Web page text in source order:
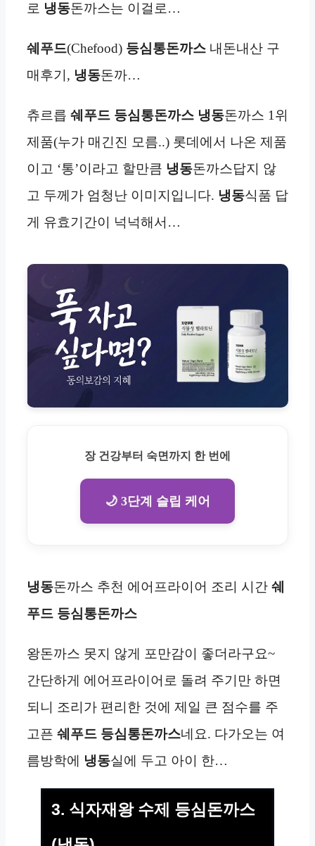
로 냉동돈까스는 이걸로…
쉐푸드(Chefood) 등심통돈까스 내돈내산 구
매후기, 냉동돈까…
츄르릅 쉐푸드 등심통돈까스 냉동돈까스 1위
제품(누가 매긴진 모름..) 롯데에서 나온 제품
이고 ‘통’이라고 할만큼 냉동돈까스답지 않
고 두께가 엄청난 이미지입니다. 냉동식품 답
게 유효기간이 넉넉해서…
장 건강부터 숙면까지 한 번에
🌙 3단계 슬립 케어
냉동돈까스 추천 에어프라이어 조리 시간 쉐
푸드 등심통돈까스
왕돈까스 못지 않게 포만감이 좋더라구요~
간단하게 에어프라이어로 돌려 주기만 하면
되니 조리가 편리한 것에 제일 큰 점수를 주
고픈 쉐푸드 등심통돈까스네요. 다가오는 여
름방학에 냉동실에 두고 아이 한…
3. 식자재왕 수제 등심돈까스